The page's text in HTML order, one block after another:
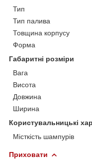
Тип
Тип палива
Товщина корпусу
Форма
Габаритні розміри
Вага
Висота
Довжина
Ширина
Користувальницькі
Місткість шампурів
Приховати